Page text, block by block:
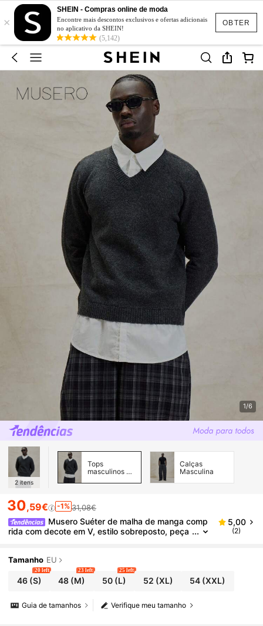
OBTER
×
SHEIN - Compras online de moda
Encontre mais descontos exclusivos e ofertas adicionais
no aplicativo da SHEIN!
(5,142)
1/6
2 itens
Tops
masculinos de
Calças
Masculina
30,59€ -1% 31,08€
Musero Suéter de malha de manga comp
rida com decote em V, estilo sobreposto, peça
5,00
(2)
Tamanho EU
46(S)
20 left
48 (M)
23 left
50(L)
25 left
52 (XL) 54 (XXL)
Verifique meu tamanho
Guia de tamanhos